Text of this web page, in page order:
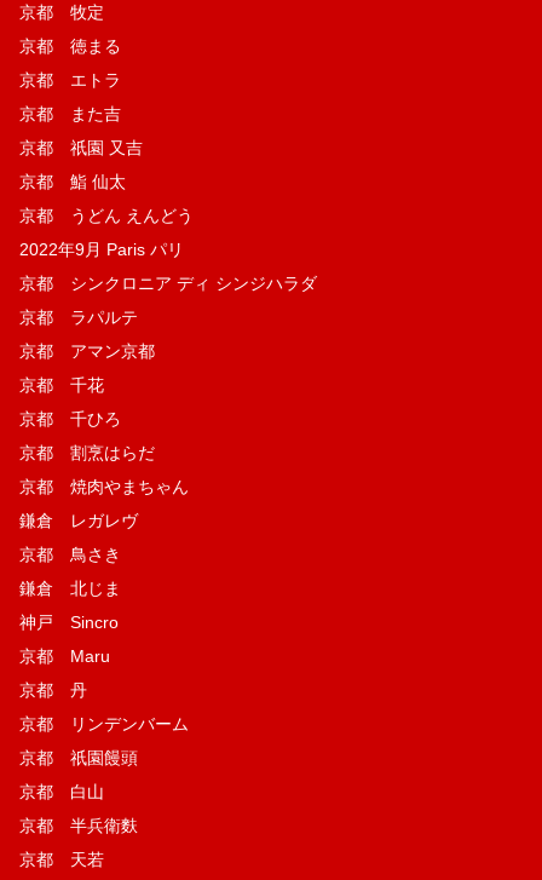
京都 牧定
京都 徳まる
京都 エトラ
京都 また吉
京都 祇園 又吉
京都 鮨 仙太
京都 うどん えんどう
2022年9月 Paris パリ
京都 シンクロニア ディ シンジハラダ
京都 ラパルテ
京都 アマン京都
京都 千花
京都 千ひろ
京都 割烹はらだ
京都 焼肉やまちゃん
鎌倉 レガレヴ
京都 鳥さき
鎌倉 北じま
神戸 Sincro
京都 Maru
京都 丹
京都 リンデンバーム
京都 祇園饅頭
京都 白山
京都 半兵衛麩
京都 天若